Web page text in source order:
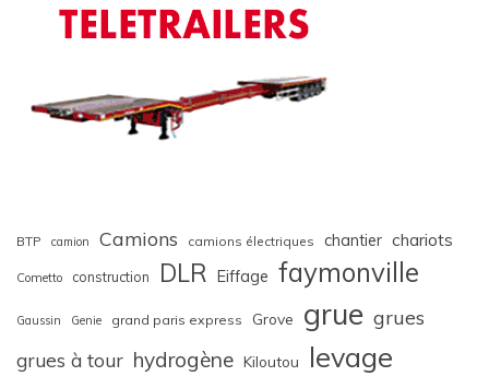
BTP camion Camions camions électriques chantier chariots
Cometto construction DLR Eiffage faymonville
Gaussin Genie grand paris express Grove grue grues
grues à tour hydrogène Kiloutou levage